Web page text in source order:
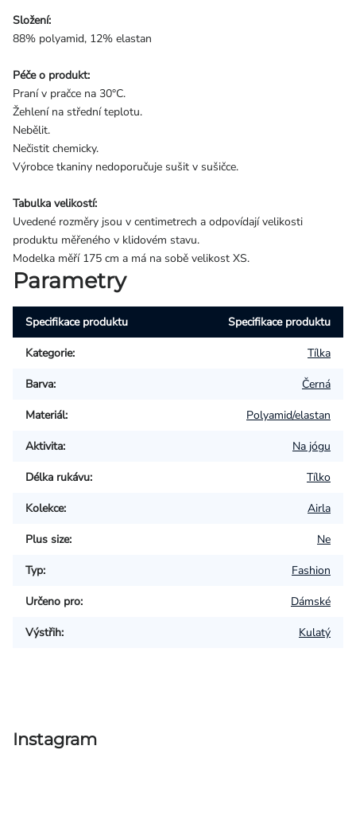
Složení:
88% polyamid, 12% elastan
Péče o produkt:
Praní v pračce na 30°C.
Žehlení na střední teplotu.
Nebělit.
Nečistit chemicky.
Výrobce tkaniny nedoporučuje sušit v sušičce.
Tabulka velikostí:
Uvedené rozměry jsou v centimetrech a odpovídají velikosti
produktu měřeného v klidovém stavu.
Modelka měří 175 cm a má na sobě velikost XS.
Parametry
Specifikace produktu Specifikace produktu
Kategorie: Tílka
Barva: Černá
Materiál: Polyamid/elastan
Aktivita: Na jógu
Délka rukávu: Tílko
Kolekce: Airla
Plus size: Ne
Typ: Fashion
Určeno pro: Dámské
Výstřih: Kulatý
Instagram